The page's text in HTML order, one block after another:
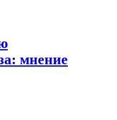
мнение